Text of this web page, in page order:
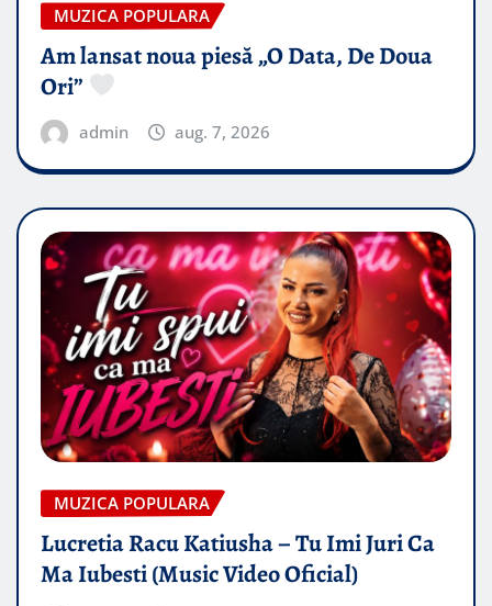
MUZICA POPULARA
Am lansat noua piesă „O Data, De Doua
Ori”
admin aug. 7, 2026
MUZICA POPULARA
Lucretia Racu Katiusha – Tu Imi Juri Ca
Ma Iubesti (Music Video Oficial)